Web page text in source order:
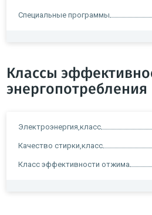
Специальные программы
Классы
энергопотребления
Электроэнергия,класс
Качество стирки,класс
Класс эффективности отжима